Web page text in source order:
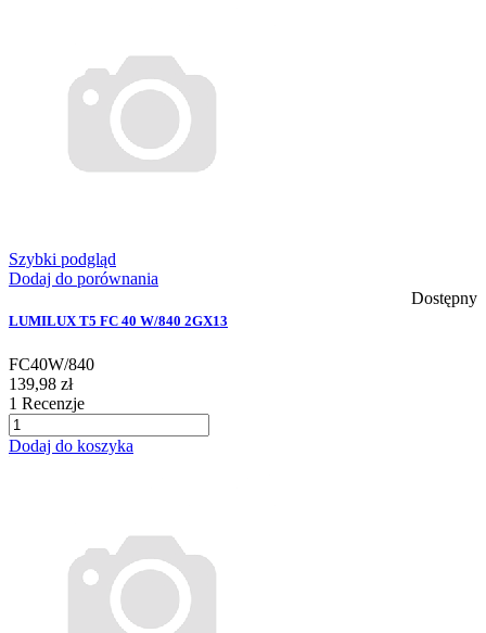
Szybki podgląd
Dodaj do porównania
Dostępny
LUMILUX T5 FC 40 W/840 2GX13
FC40W/840
139,98 zł
1 Recenzje
Dodaj do koszyka